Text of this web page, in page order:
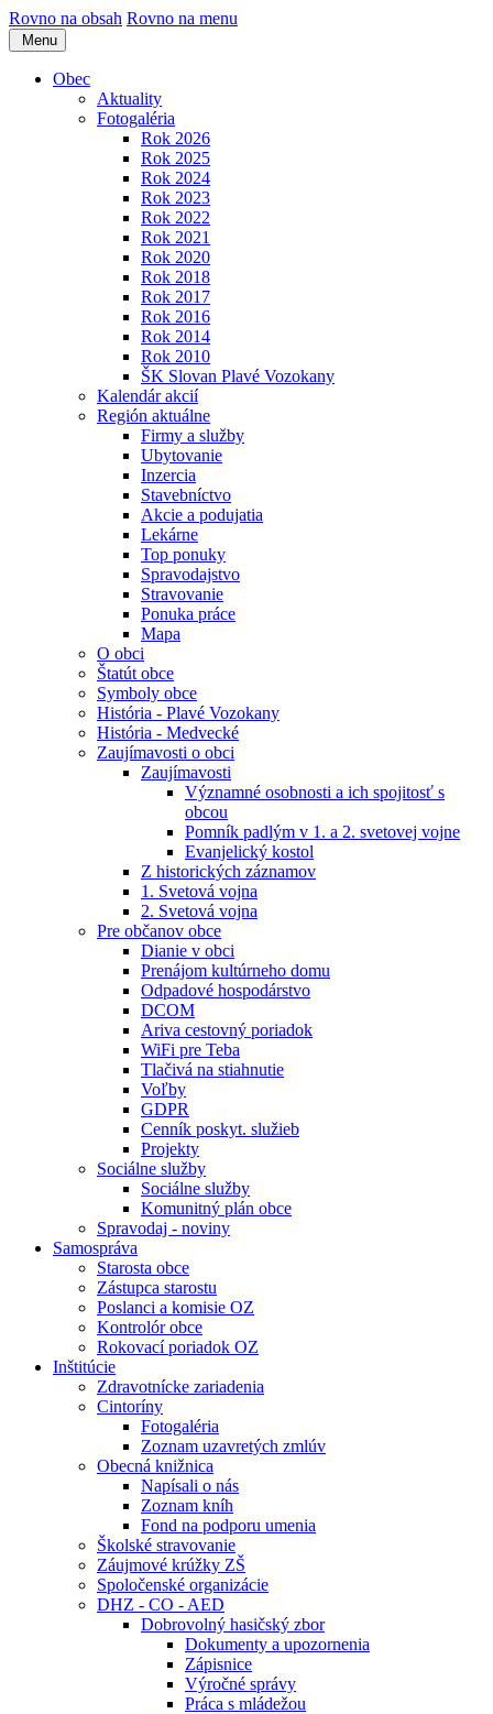
Rovno na obsah Rovno na menu
Menu
Obec
Aktuality
Fotogaléria
Rok 2026
Rok 2025
Rok 2024
Rok 2023
Rok 2022
Rok 2021
Rok 2020
Rok 2018
Rok 2017
Rok 2016
Rok 2014
Rok 2010
ŠK Slovan Plavé Vozokany
Kalendár akcií
Región aktuálne
Firmy a služby
Ubytovanie
Inzercia
Stavebníctvo
Akcie a podujatia
Lekárne
Top ponuky
Spravodajstvo
Stravovanie
Ponuka práce
Mapa
O obci
Štatút obce
Symboly obce
História - Plavé Vozokany
História - Medvecké
Zaujímavosti o obci
Zaujímavosti
Významné osobnosti a ich spojitosť s
obcou
Pomník padlým v 1. a 2. svetovej vojne
Evanjelický kostol
Z historických záznamov
1. Svetová vojna
2. Svetová vojna
Pre občanov obce
Dianie v obci
Prenájom kultúrneho domu
Odpadové hospodárstvo
DCOM
Ariva cestovný poriadok
WiFi pre Teba
Tlačivá na stiahnutie
Voľby
GDPR
Cenník poskyt. služieb
Projekty
Sociálne služby
Sociálne služby
Komunitný plán obce
Spravodaj - noviny
Samospráva
Starosta obce
Zástupca starostu
Poslanci a komisie OZ
Kontrolór obce
Rokovací poriadok OZ
Inštitúcie
Zdravotnícke zariadenia
Cintoríny
Fotogaléria
Zoznam uzavretých zmlúv
Obecná knižnica
Napísali o nás
Zoznam kníh
Fond na podporu umenia
Školské stravovanie
Záujmové krúžky ZŠ
Spoločenské organizácie
DHZ - CO - AED
Dobrovolný hasičský zbor
Dokumenty a upozornenia
Zápisnice
Výročné správy
Práca s mládežou